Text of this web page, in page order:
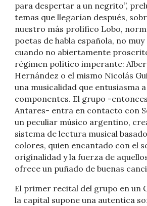
para despertar a un negrito”,
temas que llegarían después,
nuestro más prolífico Lobo,
poetas de habla española, no
cuando no abiertamente
régimen político imperante:
Hernández o el mismo Nicolás
una musicalidad que entusiasma
componentes. El grupo -
Antares- entra en contacto con
un peculiar músico argentino,
sistema de lectura musical
colores, quien encantado con el
originalidad y la fuerza de
ofrece un puñado de buenas
El primer recital del grupo en un
la capital supone una autentica